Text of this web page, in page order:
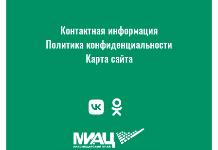
Контактная информация
Политика конфиденциальности
Карта сайта